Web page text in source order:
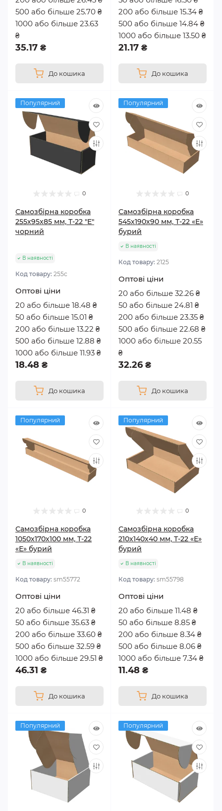
500 або більше 25.70 ₴
1000 або більше 23.63
₴
35.17 ₴
До кошика
200 або більше 15.34 ₴
500 або більше 14.84 ₴
1000 або більше 13.50 ₴
21.17 ₴
До кошика
Популярний
0
Самозбірна коробка
255х95х85 мм, Т-22 "Е"
чорний
В наявності
Код товару: 255с
Оптові ціни
20 або більше 18.48 ₴
50 або більше 15.01 ₴
200 або більше 13.22 ₴
500 або більше 12.88 ₴
1000 або більше 11.93 ₴
18.48 ₴
До кошика
Популярний
0
Самозбірна коробка
545х190х90 мм, Т-22 «Е»
бурий
В наявності
Код товару: 2125
Оптові ціни
20 або більше 32.26 ₴
50 або більше 24.81 ₴
200 або більше 23.35 ₴
500 або більше 22.68 ₴
1000 або більше 20.55
₴
32.26 ₴
До кошика
Популярний
0
Самозбірна коробка
1050х170х100 мм, Т-22
«Е» бурий
В наявності
Код товару: sm55772
Оптові ціни
20 або більше 46.31 ₴
50 або більше 35.63 ₴
200 або більше 33.60 ₴
500 або більше 32.59 ₴
1000 або більше 29.51 ₴
46.31 ₴
До кошика
Популярний
0
Самозбірна коробка
210х140х40 мм, Т-22 «Е»
бурий
В наявності
Код товару: sm55798
Оптові ціни
20 або більше 11.48 ₴
50 або більше 8.85 ₴
200 або більше 8.34 ₴
500 або більше 8.06 ₴
1000 або більше 7.34 ₴
11.48 ₴
До кошика
Популярний Популярний